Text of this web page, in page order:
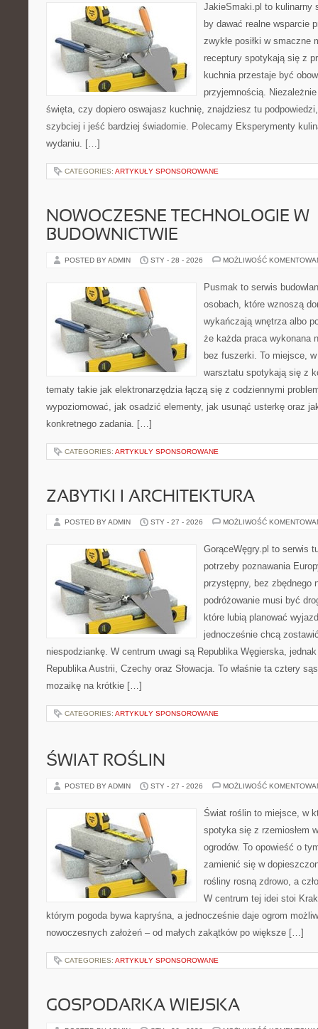
JakieSmaki.pl to kulinarny
by dawać realne wsparcie
zwykłe posiłki w smaczne
receptury spotykają się z
kuchnia przestaje być
przyjemnością.
święta, czy dopiero oswajasz kuchnię, znajdziesz tu
szybciej i jeść bardziej świadomie. Polecamy Eksperymenty
wydaniu. […]
CATEGORIES: ARTYKUŁY SPONSOROWANE
NOWOCZESNE TECHNOLOGIE W
BUDOWNICTWIE
POSTED BY ADMIN STY - 28 - 2026 MOŻLIWOŚĆ
Pusmak to serwis
osobach, które wznoszą
wykańczają wnętrza albo
że każda praca wykonana
bez fuszerki. To miejsce,
warsztatu spotykają się z
tematy takie jak elektronarzędzia łączą się z codziennymi
wypoziomować, jak osadzić elementy, jak usunąć usterkę oraz
konkretnego zadania. […]
CATEGORIES: ARTYKUŁY SPONSOROWANE
ZABYTKI I ARCHITEKTURA
POSTED BY ADMIN STY - 27 - 2026 MOŻLIWOŚĆ
GorąceWęgry.pl to serwis
potrzeby poznawania
przystępny, bez zbędnego
podróżowanie musi być
które lubią planować
jednocześnie chcą
niespodziankę. W centrum uwagi są Republika Węgierska,
Republika Austrii, Czechy oraz Słowacja. To właśnie ta cztery
mozaikę na krótkie […]
CATEGORIES: ARTYKUŁY SPONSOROWANE
ŚWIAT ROŚLIN
POSTED BY ADMIN STY - 27 - 2026 MOŻLIWOŚĆ
Świat roślin to miejsce, w
spotyka się z rzemiosłem
ogrodów. To opowieść o
zamienić się w
rośliny rosną zdrowo, a
W centrum tej idei stoi
którym pogoda bywa kapryśna, a jednocześnie daje ogrom
nowoczesnych założeń – od małych zakątków po większe […]
CATEGORIES: ARTYKUŁY SPONSOROWANE
GOSPODARKA WIEJSKA